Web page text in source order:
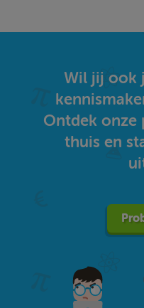
Wil jij ook
Ontdek onze
thuis en